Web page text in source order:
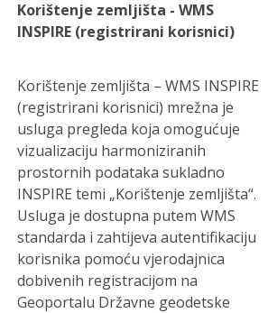
Korištenje zemljišta - WMS
INSPIRE (registrirani korisnici)
Korištenje zemljišta – WMS INSPIRE
(registrirani korisnici) mrežna je
usluga pregleda koja omogućuje
vizualizaciju harmoniziranih
prostornih podataka sukladno
INSPIRE temi „Korištenje zemljišta“.
Usluga je dostupna putem WMS
standarda i zahtijeva autentifikaciju
korisnika pomoću vjerodajnica
dobivenih registracijom na
Geoportalu Državne geodetske